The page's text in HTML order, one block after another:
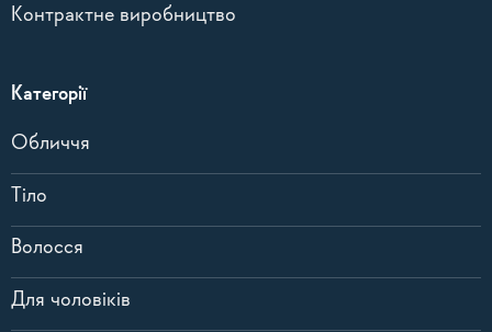
Контрактне виробництво
Категорії
Обличчя
Тіло
Волосся
Для чоловіків